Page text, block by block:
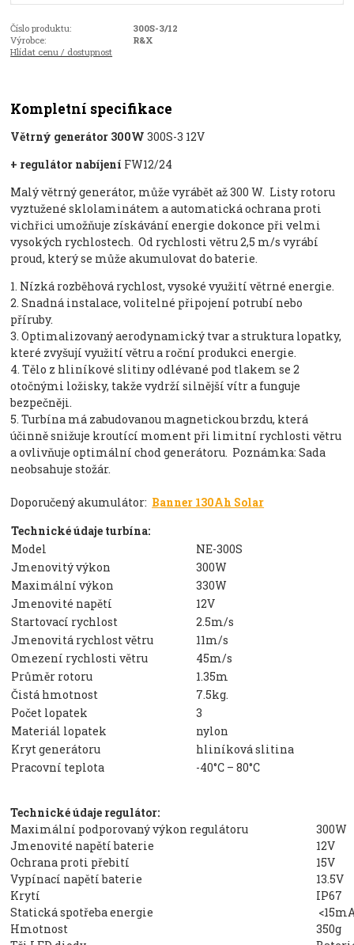
Číslo produktu:
300S-3/12
Výrobce:
R&X
Hlídat cenu / dostupnost
Kompletní specifikace
Větrný generátor 300W300S-3 12V
+ regulátor nabíjení FW12/24
Malý větrný generátor, může vyrábět až 300 W. Listy rotoru
vyztužené sklolaminátem a automatická ochrana proti
vichřici umožňuje získávání energie dokonce při velmi
vysokých rychlostech. Od rychlosti větru 2,5 m/s vyrábí
proud, který se může akumulovat do baterie.
1. Nízká rozběhová rychlost, vysoké využití větrné energie.
2. Snadná instalace, volitelné připojení potrubí nebo
příruby.
3. Optimalizovaný aerodynamický tvar a struktura lopatky,
které zvyšují využití větru a roční produkci energie.
4. Tělo z hliníkové slitiny odlévané pod tlakem se 2
otočnými ložisky, takže vydrží silnější vítr a funguje
bezpečněji.
5. Turbína má zabudovanou magnetickou brzdu, která
účinně snižuje kroutící moment při limitní rychlosti větru
a ovlivňuje optimální chod generátoru. Poznámka: Sada
neobsahuje stožár.
Doporučený akumulátor: Banner 130Ah Solar
Technické údaje turbína:
Model
NE-300S
Jmenovitý výkon
300W
Maximální výkon
330W
Jmenovité napětí
12V
Startovací rychlost
2.5m/s
Jmenovitá rychlost větru
11m/s
Omezení rychlosti větru
45m/s
Průměr rotoru
1.35m
Čistá hmotnost
7.5kg.
Počet lopatek
3
Materiál lopatek
nylon
Kryt generátoru
hliníková slitina
Pracovní teplota
-40°C – 80°C
Technické údaje regulátor:
Maximální podporovaný výkon regulátoru
300W
Jmenovité napětí baterie
12V
Ochrana proti přebití
15V
Vypínací napětí baterie
13.5V
Krytí
IP67
Statická spotřeba energie
Hmotnost
350g